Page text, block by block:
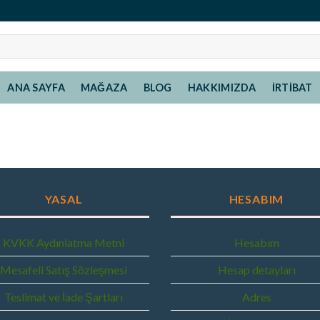
ANA SAYFA MAĞAZA BLOG HAKKIMIZDA İRTIBAT
YASAL
KVKK Aydınlatma Metni
Mesafeli Satış Sözleşmesi
Teslimat ve İade Şartları
HESABIM
Hesabım
Hesap detayları
Adres